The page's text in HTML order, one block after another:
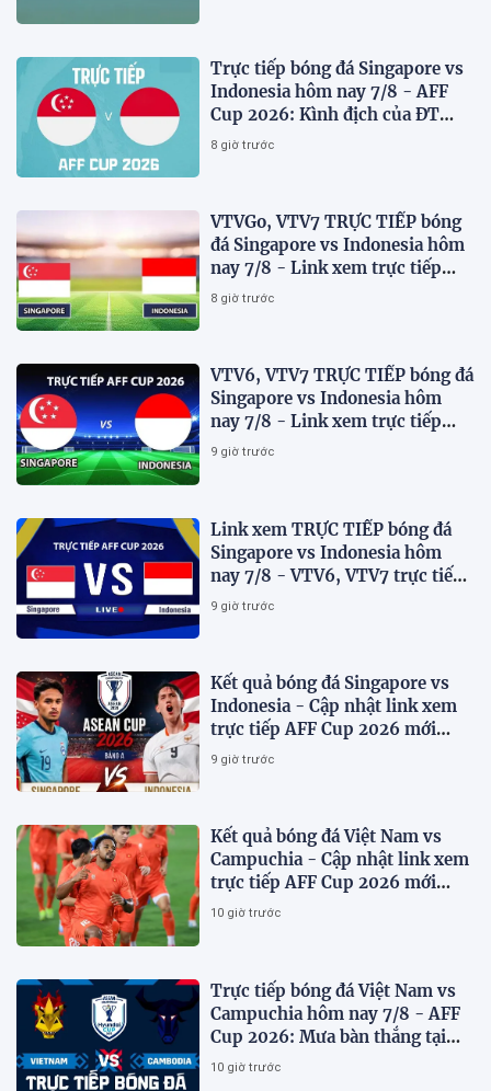
Trực tiếp bóng đá Singapore vs
Indonesia hôm nay 7/8 - AFF
Cup 2026: Kình địch của ĐT
Việt Nam thua đau?
8 giờ trước
VTVGo, VTV7 TRỰC TIẾP bóng
đá Singapore vs Indonesia hôm
nay 7/8 - Link xem trực tiếp
AFF Cup 2026 mới nhất
8 giờ trước
VTV6, VTV7 TRỰC TIẾP bóng đá
Singapore vs Indonesia hôm
nay 7/8 - Link xem trực tiếp
AFF Cup 2026 mới nhất
9 giờ trước
Link xem TRỰC TIẾP bóng đá
Singapore vs Indonesia hôm
nay 7/8 - VTV6, VTV7 trực tiếp
AFF Cup 2026
9 giờ trước
Kết quả bóng đá Singapore vs
Indonesia - Cập nhật link xem
trực tiếp AFF Cup 2026 mới
nhất.
9 giờ trước
Kết quả bóng đá Việt Nam vs
Campuchia - Cập nhật link xem
trực tiếp AFF Cup 2026 mới
nhất
10 giờ trước
Trực tiếp bóng đá Việt Nam vs
Campuchia hôm nay 7/8 - AFF
Cup 2026: Mưa bàn thắng tại
Mỹ Đình?
10 giờ trước